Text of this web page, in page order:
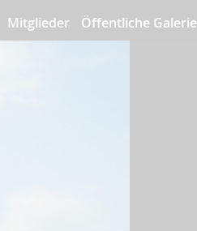
Mitglieder Öffentliche Galerie